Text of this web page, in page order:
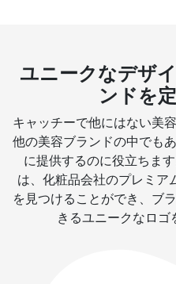
ユニークなデザ
ンドを
キャッチーで他にはない美
他の美容ブランドの中でも
に提供するのに役立ちま
は、化粧品会社のプレミア
を見つけることができ、ブ
きるユニークなロゴ